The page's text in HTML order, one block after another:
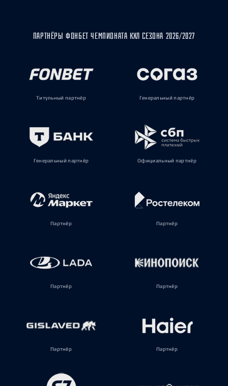
ПАРТНЁРЫ ФОНБЕТ ЧЕМПИОНАТА КХЛ СЕЗОНА 2026/2027
Титульный партнёр Генеральный партнёр
Генеральный партнёр Официальный партнёр
Партнёр Партнёр
Партнёр Партнёр
Партнёр Партнёр